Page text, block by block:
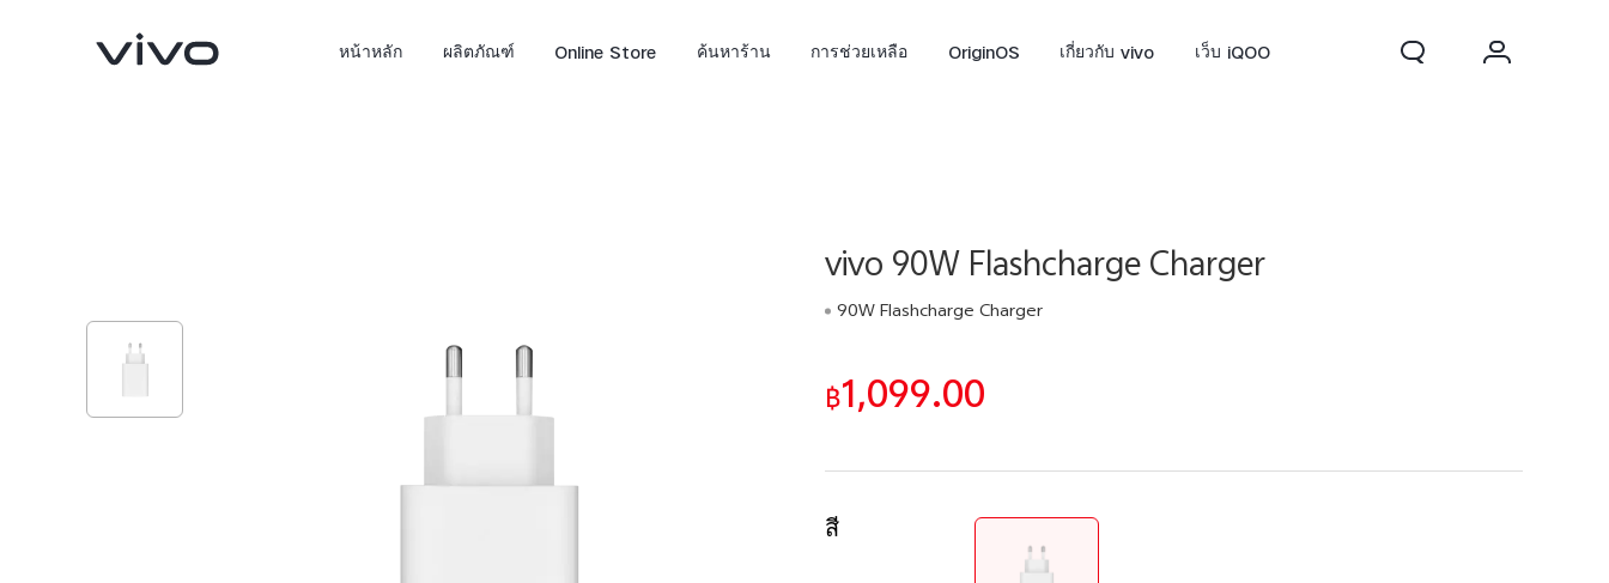
หน้าหลัก ผลิตภัณฑ์ Online Store ค้นหาร้าน การช่วยเหลือ OriginOS เกี่ยวกับ vivo เว็บ iQOO
V70 ใหม่
vivo 90W Flashcharge Charger
90W Flashcharge Charger
฿1,099.00
สี